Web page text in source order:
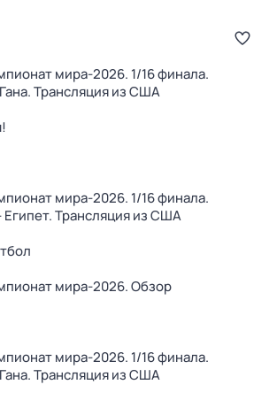
мира-2026. 1/16 финала.
Трансляция из США
мира-2026. 1/16 финала.
Египет. Трансляция из США
мира-2026. Обзор
мира-2026. 1/16 финала.
Трансляция из США